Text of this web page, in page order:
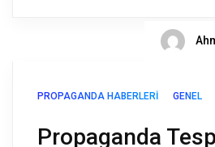
PROPAGANDA HABERLERI GENEL
Propaganda